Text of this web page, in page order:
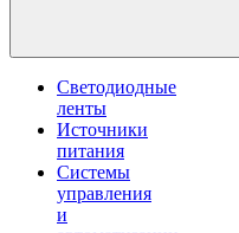
Светодиодные
ленты
Источники
питания
Системы
управления
и